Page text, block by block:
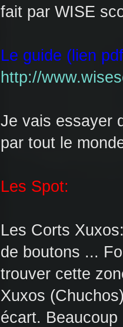
fait par WISE
Le guide (lien
http://
Je vais essayer
par tout le
Les Spot:
Les Corts
de boutons ...
trouver cette
Xuxos
écart.